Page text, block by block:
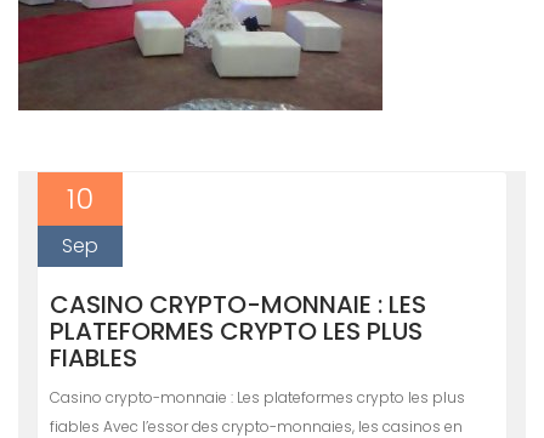
10
Sep
CASINO CRYPTO-MONNAIE : LES
PLATEFORMES CRYPTO LES PLUS
FIABLES
Casino crypto-monnaie : Les plateformes crypto les plus
fiables Avec l’essor des crypto-monnaies, les casinos en